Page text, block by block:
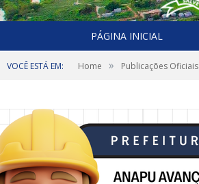
PÁGINA INICIAL
VOCÊ ESTÁ EM: Home » Publicações Oficiais